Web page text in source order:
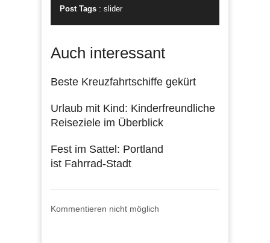
Post Tags : slider
Auch interessant
Beste Kreuzfahrtschiffe gekürt
Urlaub mit Kind: Kinderfreundliche
Reiseziele im Überblick
Fest im Sattel: Portland
ist Fahrrad-Stadt
Kommentieren nicht möglich